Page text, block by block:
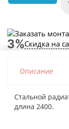
Скидка на
Описание
Стальной
длина 2400.